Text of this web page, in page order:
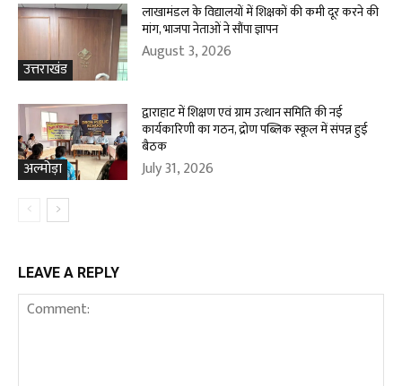
उत्तराखंड
लाखामंडल के विद्यालयों में शिक्षकों की कमी दूर करने की
मांग, भाजपा नेताओं ने सौंपा ज्ञापन
August 3, 2026
अल्मोड़ा
द्वाराहाट में शिक्षण एवं ग्राम उत्थान समिति की नई
कार्यकारिणी का गठन, द्रोण पब्लिक स्कूल में संपन्न हुई
बैठक
July 31, 2026
LEAVE A REPLY